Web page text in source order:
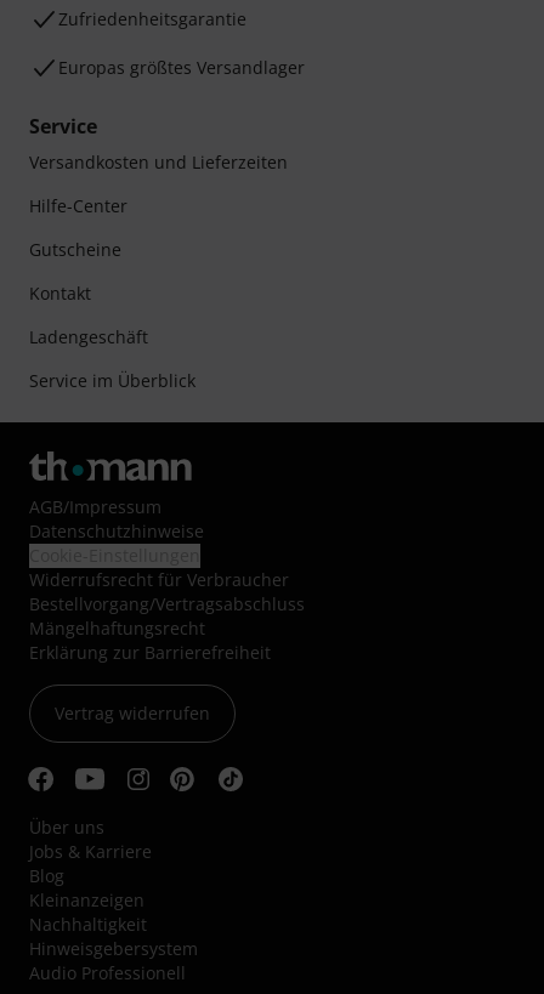
Zufriedenheitsgarantie
Europas größtes Versandlager
Service
Versandkosten und Lieferzeiten
Hilfe-Center
Gutscheine
Kontakt
Ladengeschäft
Service im Überblick
AGB/Impressum
Datenschutzhinweise
Widerrufsrecht für Verbraucher
Bestellvorgang/Vertragsabschluss
Mängelhaftungsrecht
Erklärung zur Barrierefreiheit
Vertrag widerrufen
Über uns
Jobs & Karriere
Blog
Kleinanzeigen
Nachhaltigkeit
Hinweisgebersystem
Audio Professionell